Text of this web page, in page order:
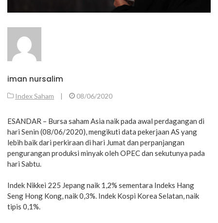
iman nursalim
Index Saham | 08/06/2020
ESANDAR – Bursa saham Asia naik pada awal perdagangan di
hari Senin (08/06/2020), mengikuti data pekerjaan AS yang
lebih baik dari perkiraan di hari Jumat dan perpanjangan
pengurangan produksi minyak oleh OPEC dan sekutunya pada
hari Sabtu.
Indek Nikkei 225 Jepang naik 1,2% sementara Indeks Hang
Seng Hong Kong, naik 0,3%. Indek Kospi Korea Selatan, naik
tipis 0,1%.